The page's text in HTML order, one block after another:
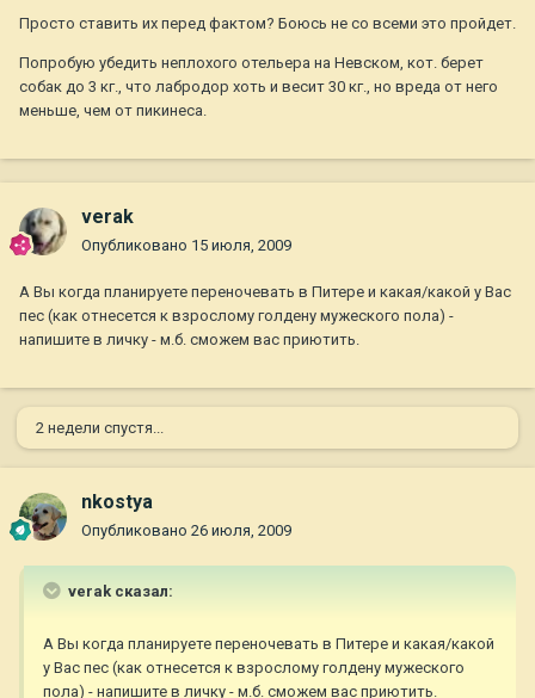
Просто ставить их перед фактом? Боюсь не со всеми это пройдет.
Попробую убедить неплохого отельера на Невском, кот. берет
собак до 3 кг., что лабродор хоть и весит 30 кг., но вреда от него
меньше, чем от пикинеса.
verak
Опубликовано 15 июля, 2009
А Вы когда планируете переночевать в Питере и какая/какой у Вас
пес (как отнесется к взрослому голдену мужеского пола) -
напишите в личку - м.б. сможем вас приютить.
2 недели спустя...
nkostya
Опубликовано 26 июля, 2009
verak сказал:
А Вы когда планируете переночевать в Питере и какая/какой
у Вас пес (как отнесется к взрослому голдену мужеского
пола) - напишите в личку - м.б. сможем вас приютить.